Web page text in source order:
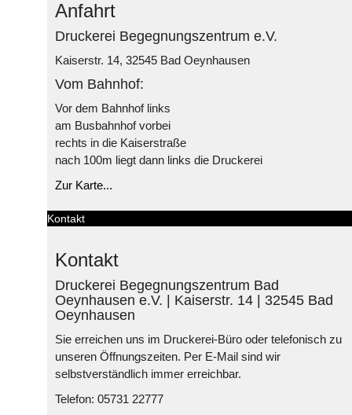
Anfahrt
Druckerei Begegnungszentrum e.V.
Kaiserstr. 14, 32545 Bad Oeynhausen
Vom Bahnhof:
Vor dem Bahnhof links
am Busbahnhof vorbei
rechts in die Kaiserstraße
nach 100m liegt dann links die Druckerei
Zur Karte...
Kontakt
Kontakt
Druckerei Begegnungszentrum Bad
Oeynhausen e.V. | Kaiserstr. 14 | 32545 Bad
Oeynhausen
Sie erreichen uns im Druckerei-Büro oder telefonisch zu
unseren Öffnungszeiten. Per E-Mail sind wir
selbstverständlich immer erreichbar.
Telefon: 05731 22777